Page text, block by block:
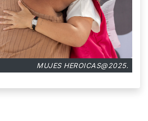
MUJES HEROICAS@2025.